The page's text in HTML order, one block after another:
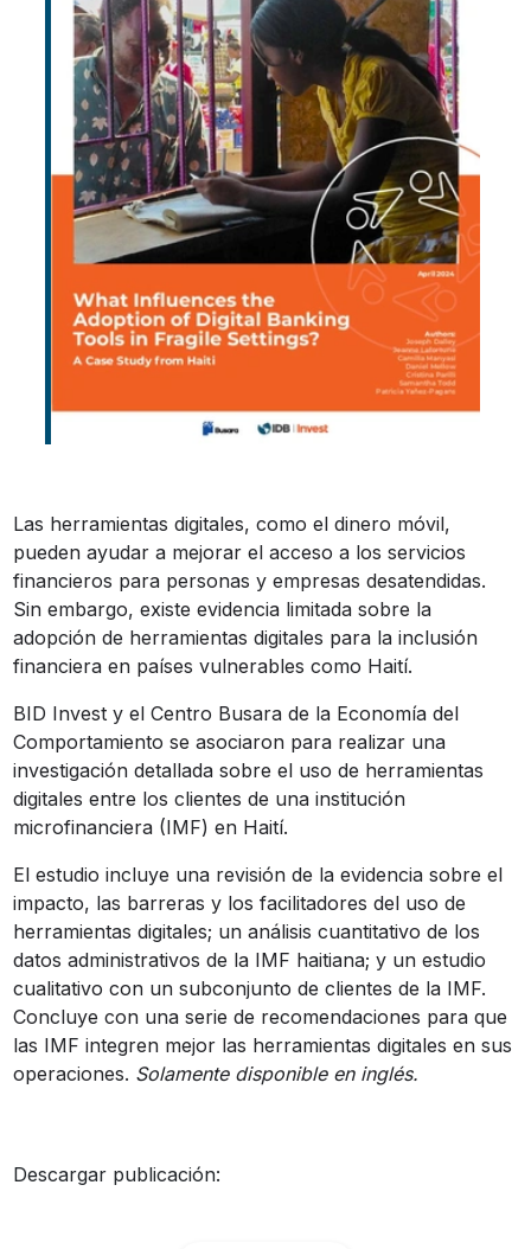
Las herramientas digitales, como el dinero móvil,
pueden ayudar a mejorar el acceso a los servicios
financieros para personas y empresas desatendidas.
Sin embargo, existe evidencia limitada sobre la
adopción de herramientas digitales para la inclusión
financiera en países vulnerables como Haití.
BID Invest y el Centro Busara de la Economía del
Comportamiento se asociaron para realizar una
investigación detallada sobre el uso de herramientas
digitales entre los clientes de una institución
microfinanciera (IMF) en Haití.
El estudio incluye una revisión de la evidencia sobre el
impacto, las barreras y los facilitadores del uso de
herramientas digitales; un análisis cuantitativo de los
datos administrativos de la IMF haitiana; y un estudio
cualitativo con un subconjunto de clientes de la IMF.
Concluye con una serie de recomendaciones para que
las IMF integren mejor las herramientas digitales en sus
operaciones. Solamente disponible en inglés.
Descargar publicación: